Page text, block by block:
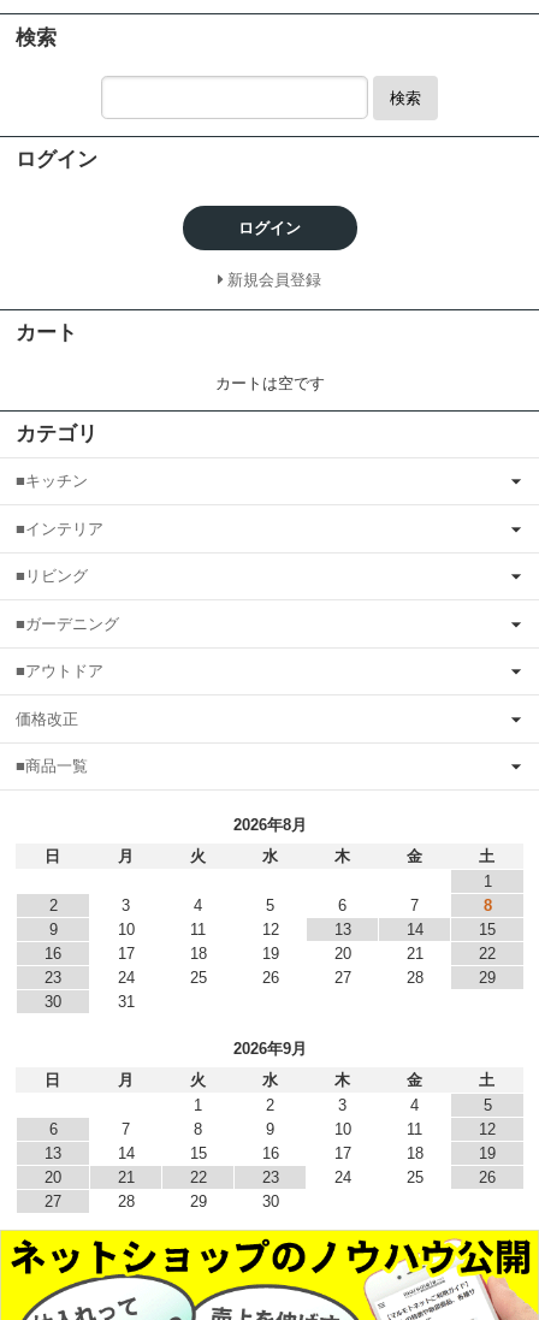
検索
検索
ログイン
ログイン
新規会員登録
カート
カートは空です
カテゴリ
■キッチン
■インテリア
■リビング
■ガーデニング
■アウトドア
価格改正
■商品一覧
2026年8月
日
月 火 水 木 金
土
1
2
3 4 5 6 7
8
9
10 11 12 13 14
15
16
17 18 19 20 21
22
23
24 25 26 27 28
29
30
31
2026年9月
日
月 火 水 木 金
土
1
2 3 4
5
6
7 8 9 10 11
12
13
14 15 16 17 18
19
20
21 22 23 24 25
26
27
28 29 30